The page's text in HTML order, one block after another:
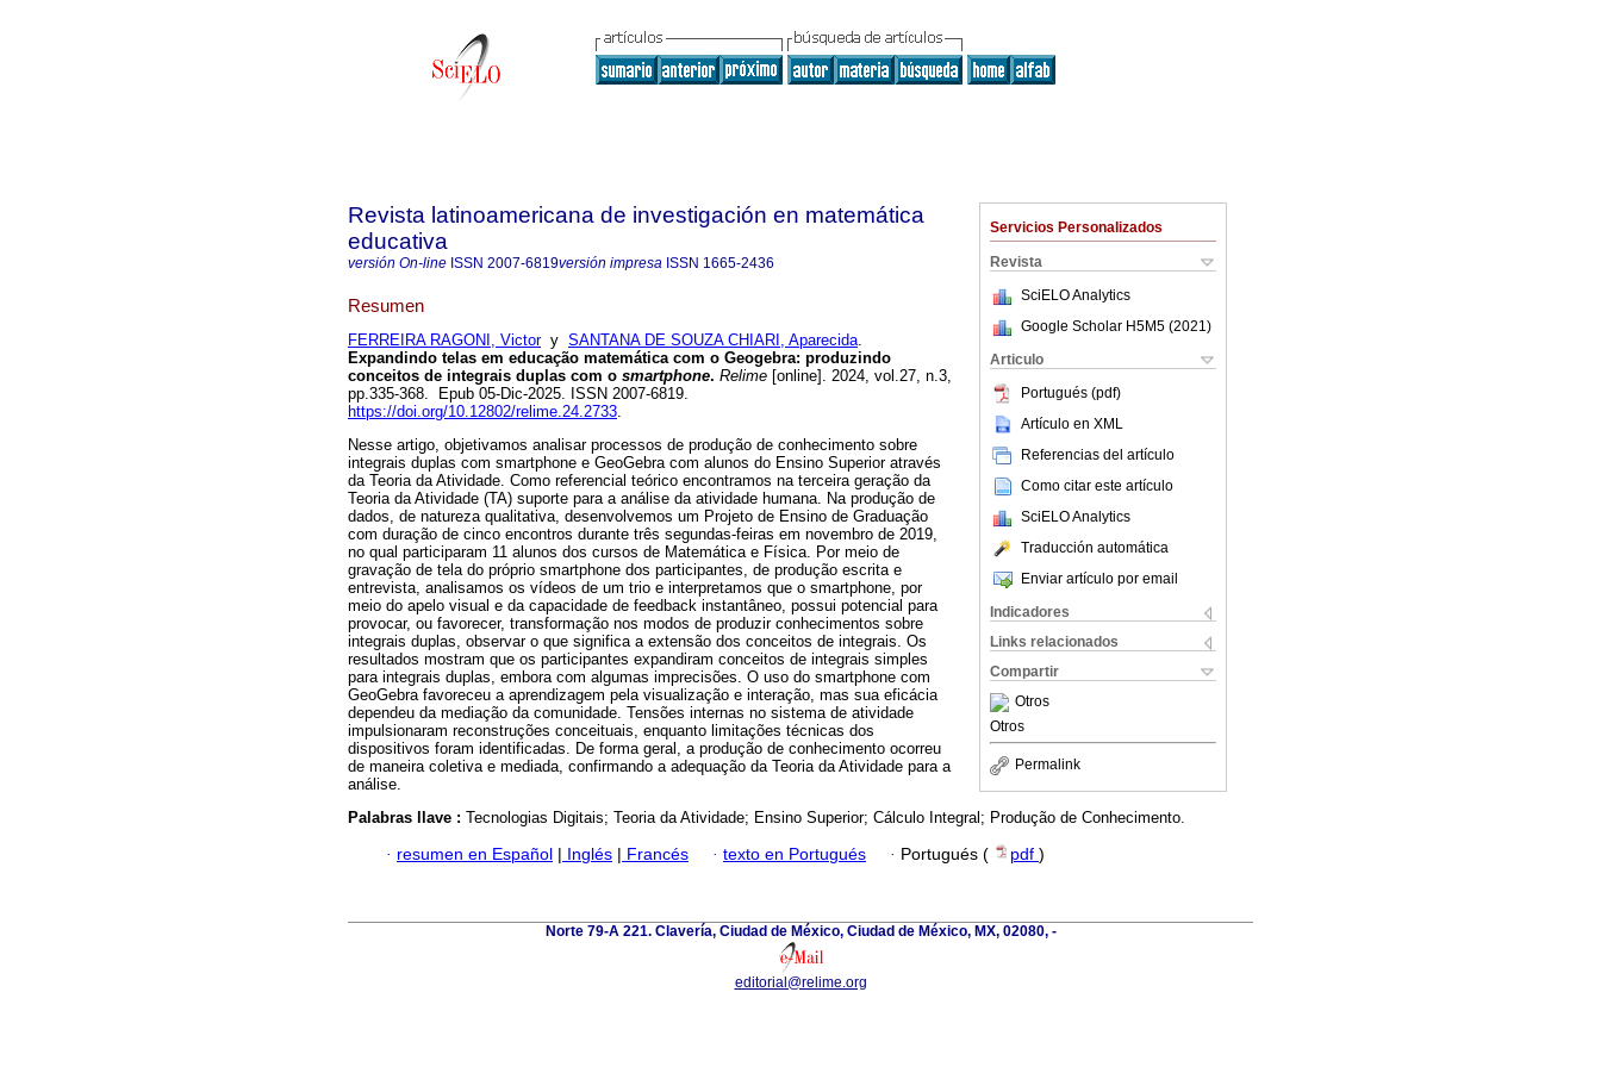
Servicios Personalizados
Revista
SciELO Analytics
Google Scholar H5M5 (2021 )
Articulo
Portugués (pdf)
Artículo en XML
Referencias del artículo
Como citar este artículo
SciELO Analytics
Traducción automática
Enviar artículo por email
Indicadores
Links relacionados
Compartir
Otros
Otros
Permalink
Revista latinoamericana de investigación en matemática
educativa
versión On-line ISSN 2007-6819versión impresa ISSN 1665-2436
Resumen
FERREIRA RAGONI, Victory SANTANA DE SOUZA CHIARI, Aparecida.
Expandindo telas em educação matemática com o Geogebra: produzindo
conceitos de integrais duplas com o smartphone. Relime [online]. 2024, vol.27, n.3,
pp.335-368. Epub 05-Dic-2025. ISSN 2007-6819.
https://doi.org/10.12802/relime.24.2733.
Nesse artigo, objetivamos analisar processos de produção de conhecimento sobre
integrais duplas com smartphone e GeoGebra com alunos do Ensino Superior através
da Teoria da Atividade. Como referencial teórico encontramos na terceira geração da
Teoria da Atividade (TA) suporte para a análise da atividade humana. Na produção de
dados, de natureza qualitativa, desenvolvemos um Projeto de Ensino de Graduação
com duração de cinco encontros durante três segundas-feiras em novembro de 2019,
no qual participaram 11 alunos dos cursos de Matemática e Física. Por meio de
gravação de tela do próprio smartphone dos participantes, de produção escrita e
entrevista, analisamos os vídeos de um trio e interpretamos que o smartphone, por
meio do apelo visual e da capacidade de feedback instantâneo, possui potencial para
provocar, ou favorecer, transformação nos modos de produzir conhecimentos sobre
integrais duplas, observar o que significa a extensão dos conceitos de integrais. Os
resultados mostram que os participantes expandiram conceitos de integrais simples
para integrais duplas, embora com algumas imprecisões. O uso do smartphone com
GeoGebra favoreceu a aprendizagem pela visualização e interação, mas sua eficácia
dependeu da mediação da comunidade. Tensões internas no sistema de atividade
impulsionaram reconstruções conceituais, enquanto limitações técnicas dos
dispositivos foram identificadas. De forma geral, a produção de conhecimento ocorreu
de maneira coletiva e mediada, confirmando a adequação da Teoria da Atividade para a
análise.
Palabras llave : Tecnologias Digitais; Teoria da Atividade; Ensino Superior; Cálculo Integral; Produção de Conhecimento.
· resumen en Español | Inglés | Francés · texto en Portugués · Portugués ( pdf )
Norte 79-A 221. Clavería, Ciudad de México, Ciudad de México, MX, 02080, -
editorial@relime.org